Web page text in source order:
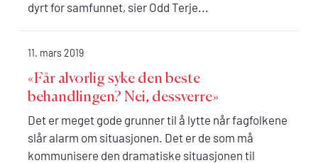
dyrt for samfunnet, sier Odd Terje...
11. mars 2019
«Får alvorlig syke den beste
behandlingen? Nei, dessverre»
Det er meget gode grunner til å lytte når fagfolkene
slår alarm om situasjonen. Det er de som må
kommunisere den dramatiske situasjonen til